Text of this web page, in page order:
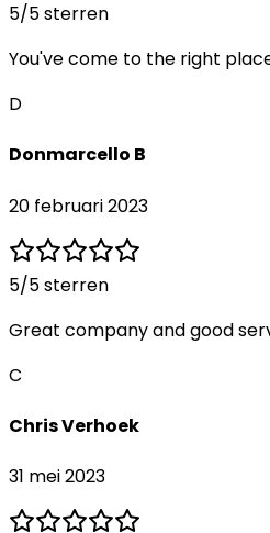
5/5 sterren
You've come to the right
D
Donmarcello B
20 februari 2023
5/5 sterren
Great company and good
C
Chris Verhoek
31 mei 2023